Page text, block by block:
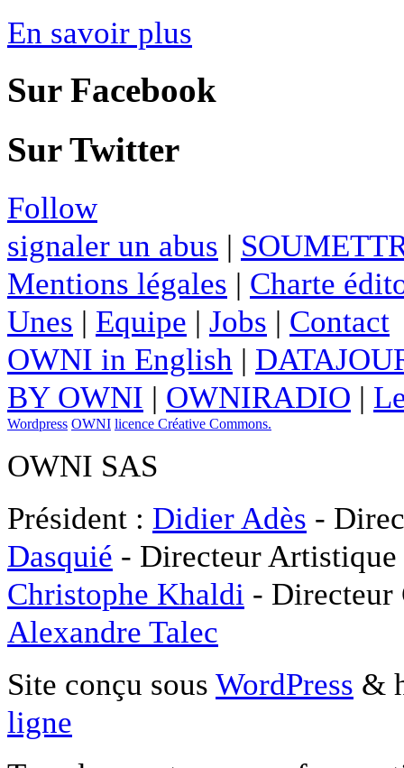
En savoir plus
Sur Facebook
Sur Twitter
Follow
signaler un abus |
Mentions légales | Charte
Unes | Equipe | Jobs | Contact
OWNI in English |
BY OWNI | OWNIRADIO |
Wordpress OWNI licence Créative Commons.
OWNI SAS
Président : Didier Adès -
Dasquié - Directeur
Christophe Khaldi -
Alexandre Talec
Site conçu sous WordPress &
ligne